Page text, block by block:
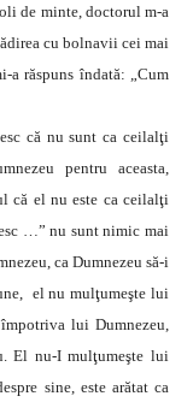
de minte, doctorul m-a
cu bolnavii cei mai
a răspuns îndată: „Cum
că nu sunt ca ceilalţi
pentru aceasta,
că el nu este ca ceilalţi
…” nu sunt nimic mai
ca Dumnezeu să-i
el nu mulţumeşte lui
lui Dumnezeu,
El nu-I mulţumeşte lui
sine, este arătat ca